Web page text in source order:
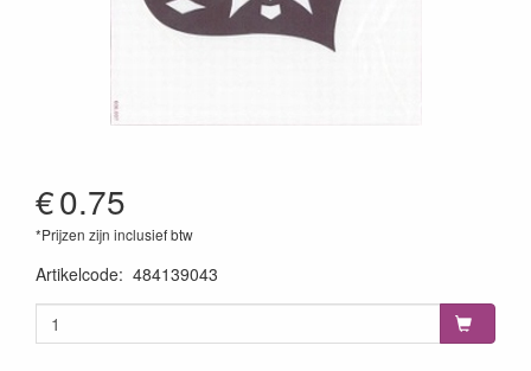
€0.75
*Prijzen zijn inclusief btw
Artikelcode: 484139043